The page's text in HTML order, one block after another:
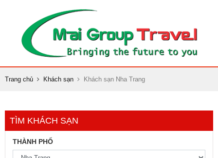
Trang chủ Khách sạn Khách sạn Nha Trang
TÌM KHÁCH SẠN
THÀNH PHỐ